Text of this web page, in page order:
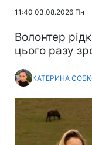
11:40 03.08.2026 Пн
Волонтер
цього разу
КАТЕРИНА